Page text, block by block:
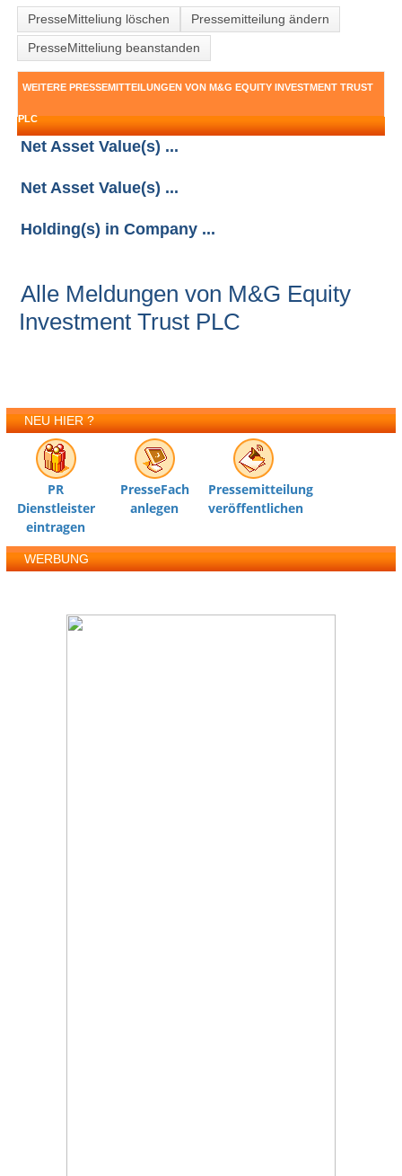
PresseMitteliung löschen
Pressemitteilung ändern
PresseMitteliung beanstanden
WEITERE PRESSEMITTEILUNGEN VON M&G EQUITY INVESTMENT TRUST
PLC
Net Asset Value(s) ...
Net Asset Value(s) ...
Holding(s) in Company ...
Alle Meldungen von M&G Equity
Investment Trust PLC
NEU HIER ?
PR
Dienstleister
eintragen
PresseFach
anlegen
Pressemitteilung
veröffentlichen
WERBUNG